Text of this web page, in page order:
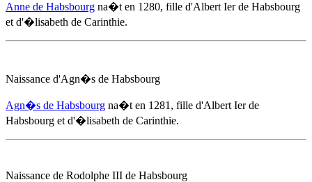
Anne de Habsbourg na�t en 1280, fille d'Albert Ier de Habsbourg
et d'�lisabeth de Carinthie.
Naissance d'Agn�s de Habsbourg
Agn�s de Habsbourg na�t en 1281 , fille d'Albert Ier de
Habsbourg et d'�lisabeth de Carinthie.
Naissance de Rodolphe III de Habsbourg